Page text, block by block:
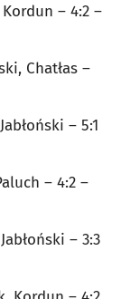
– 4:2 –
Chatłas –
– 5:1
– 4:2 –
– 3:3